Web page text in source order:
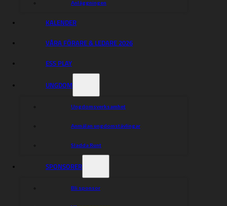
Anläggningen
KALENDER
VÅRA FÖRARE & LEDARE 2026
ESS PLAY
UNGDOM
Ungdomsverksamhet
Anmälan ungdomstävlingar
Sladda Runt
SPONSORER
Bli sponsor